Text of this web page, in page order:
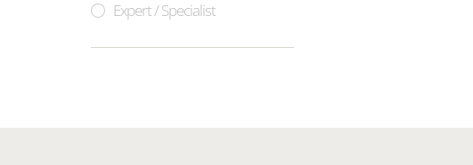
Expert / Specialist